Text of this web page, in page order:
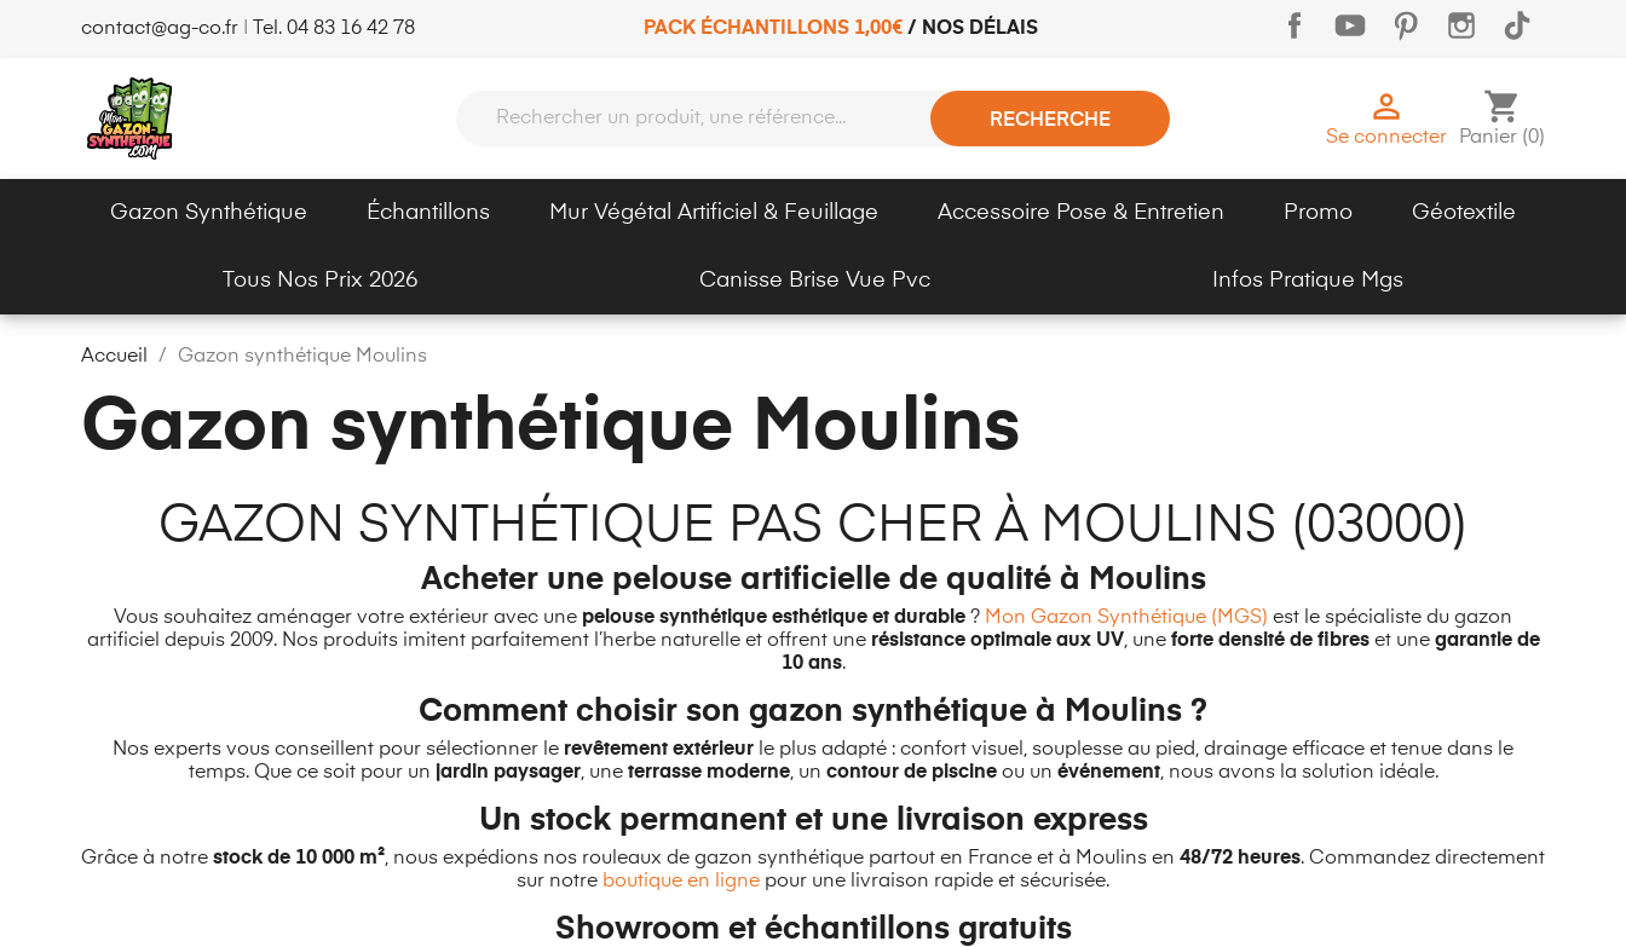
contact@ag-co.fr Tel. 04 83 16 42 78 PACK ÉCHANTILLONS 1,00€ / NOS DÉLAIS
RECHERCHE 
Se connecter
shopping_cart
Panier (0)
Gazon Synthétique Échantillons Mur Végétal Artificiel & Feuillage Accessoire Pose & Entretien Promo Géotextile
Tous Nos Prix 2026 Canisse Brise Vue Pvc Infos Pratique Mgs
Accueil Gazon synthétique Moulins
Gazon synthétique Moulins
GAZON SYNTHÉTIQUE PAS CHER À MOULINS (03000)
Acheter une pelouse artificielle de qualité à Moulins
Vous souhaitez aménager votre extérieur avec une pelouse synthétique esthétique et durable ? Mon Gazon Synthétique (MGS) est le spécialiste du gazon
artificiel depuis 2009. Nos produits imitent parfaitement l’herbe naturelle et offrent une résistance optimale aux UV, une forte densité de fibreset une garantie de
10 ans.
Comment choisir son gazon synthétique à Moulins ?
Nos experts vous conseillent pour sélectionner le revêtement extérieur le plus adapté : confort visuel, souplesse au pied, drainage efficace et tenue dans le
temps. Que ce soit pour un jardin paysager, une terrasse moderne, un contour de piscineou un événement, nous avons la solution idéale.
Un stock permanent et une livraison express
Grâce à notre stock de 10 000 m², nous expédions nos rouleaux de gazon synthétique partout en France et à Moulins en 48/72 heures. Commandez directement
sur notre boutique en ligne pour une livraison rapide et sécurisée.
Showroom et échantillons gratuits